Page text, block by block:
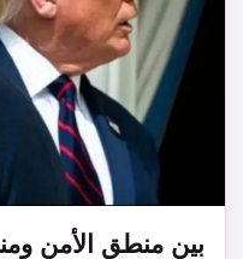
بين منطق الأمن